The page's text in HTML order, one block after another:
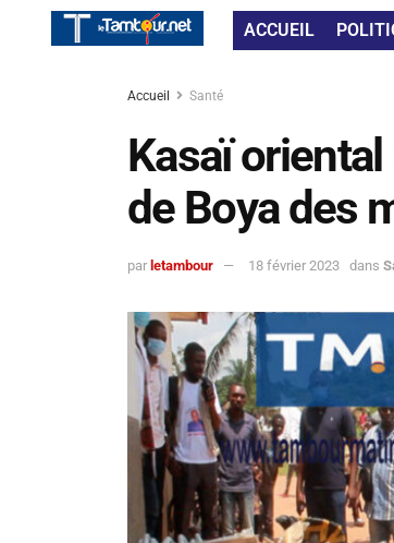
ACCUEIL
Accueil Santé
Kasaï oriental
de Boya des
par letambour 18 février 2023 dans